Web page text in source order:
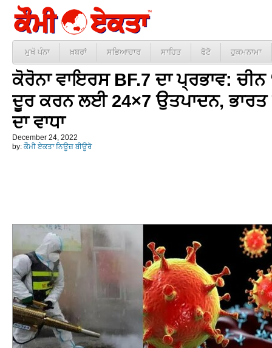
ਮੁਖੱ ਪੰਨਾ ਖ਼ਬਰਾਂ ਸਭਿਆਚਾਰ ਸਾਹਿਤ ਫੋਟੋ ਹੁਕਮਨਾਮਾ
ਕੋਰੋਨਾ ਵਾਇਰਸ BF.7 ਦਾ ਪ੍ਰਭਾਵ:
ਦੂਰ ਕਰਨ ਲਈ 24×7 ਉਤਪਾਦਨ, ਭਾਰਤ
ਦਾ ਵਾਧਾ
December 24, 2022
by: ਕੌਮੀ ਏਕਤਾ ਨਿਊਜ਼ ਬੀਊਰੋ